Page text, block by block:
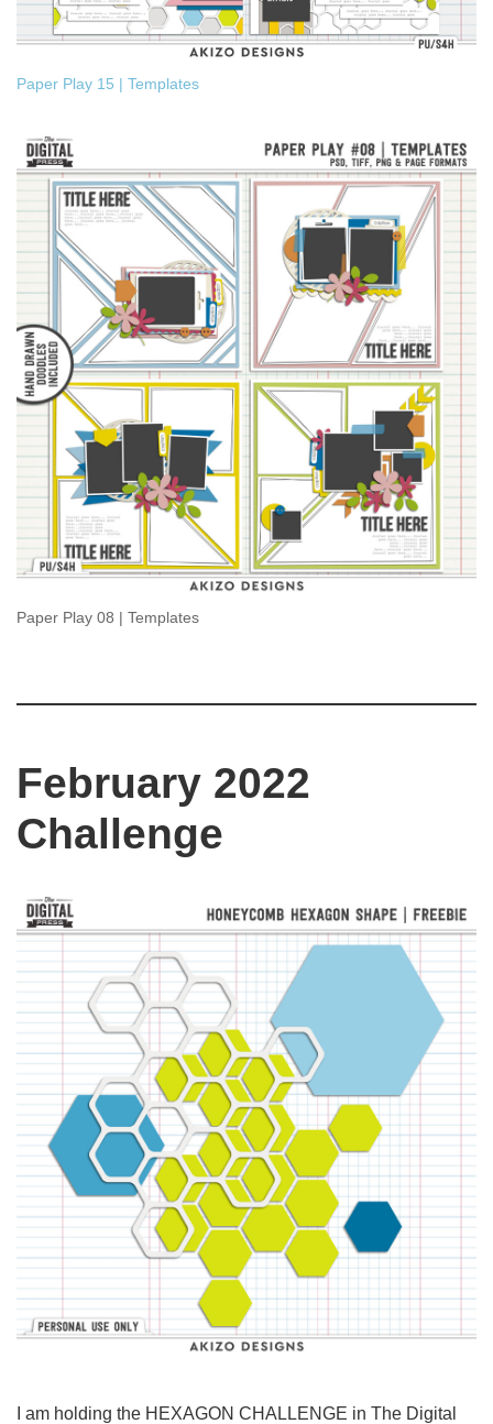
Paper Play 15 | Templates
Paper Play 08 | Templates
February 2022
Challenge
I am holding the HEXAGON CHALLENGE in The Digital